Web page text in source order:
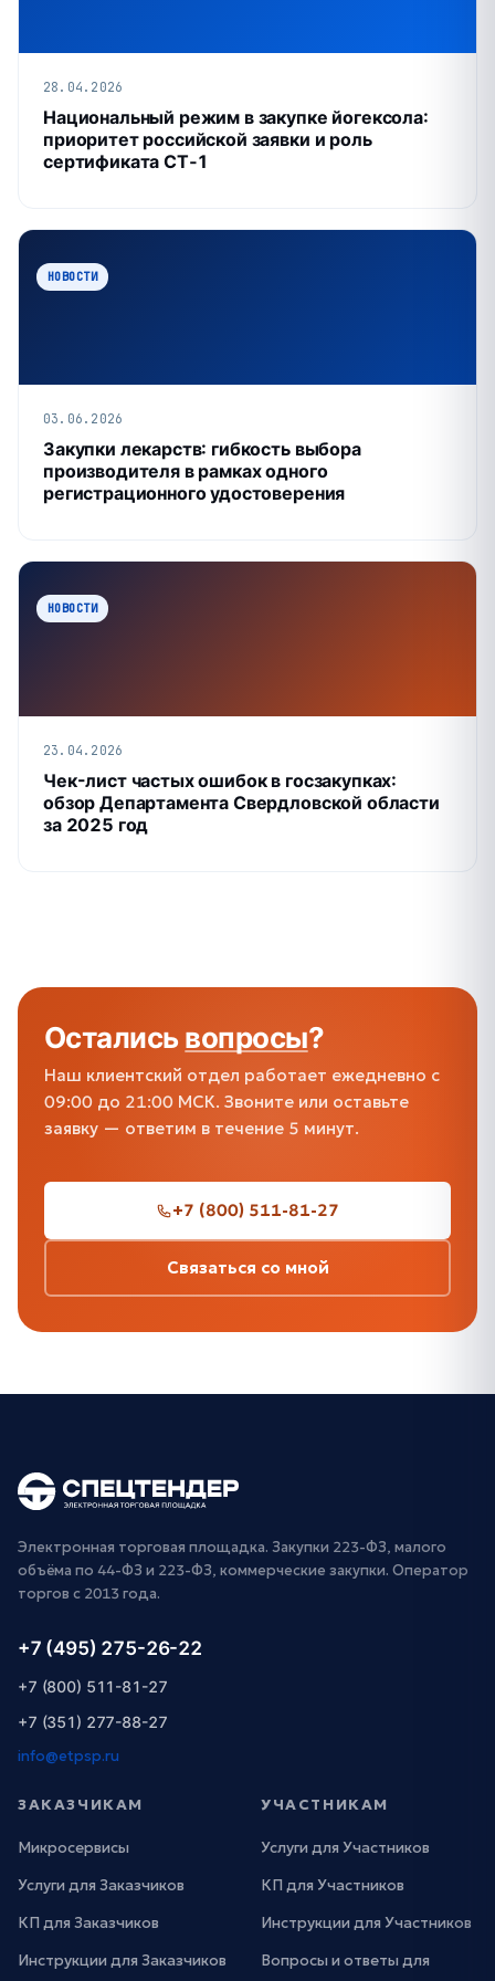
28.04.2026
Национальный режим в закупке йогексола:
приоритет российской заявки и роль
сертификата СТ‑1
НОВОСТИ
03.06.2026
Закупки лекарств: гибкость выбора
производителя в рамках одного
регистрационного удостоверения
НОВОСТИ
23.04.2026
Чек-лист частых ошибок в госзакупках:
обзор Департамента Свердловской области
за 2025 год
Осталисьвопросы?
Наш клиентский отдел работает ежедневно с
09:00 до 21:00 МСК. Звоните или оставьте
заявку — ответим в течение 5 минут.
+7 (800) 511-81-27
Связаться со мной
Электронная торговая площадка. Закупки 223-ФЗ, малого
объёма по 44-ФЗ и 223-ФЗ, коммерческие закупки. Оператор
торгов с 2013 года.
+7 (495) 275-26-22
+7 (800) 511-81-27
+7 (351) 277-88-27
info@etpsp.ru
ЗАКАЗЧИКАМ
Микросервисы
Услуги для Заказчиков
КП для Заказчиков
Инструкции для Заказчиков
УЧАСТНИКАМ
Услуги для Участников
КП для Участников
Инструкции для Участников
Вопросы и ответы для